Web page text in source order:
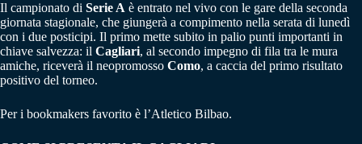
Il campionato di Serie A è entrato nel vivo con le gare della seconda
giornata stagionale, che giungerà a compimento nella serata di lunedì
con i due posticipi. Il primo mette subito in palio punti importanti in
chiave salvezza: il Cagliari, al secondo impegno di fila tra le mura
amiche, riceverà il neopromosso Como, a caccia del primo risultato
positivo del torneo.
Per i bookmakers favorito è l’Atletico Bilbao.